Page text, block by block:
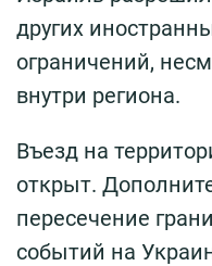
других
ограничений,
внутри региона.
Въезд на
открыт.
пересечение
событий на